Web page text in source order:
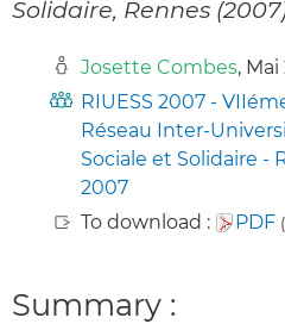
Solidaire, Rennes
Josette Combes,
RIUESS 2007 -
Réseau Inter-
Sociale et Solidaire -
2007
To download :
PDF
Summary :